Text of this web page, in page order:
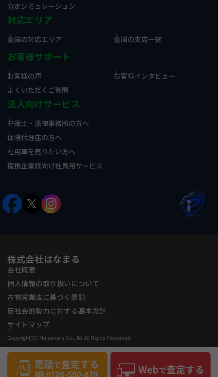
査定シミュレーション
対応エリア
全国の対応エリア 全国の支店一覧
お客様サポート
お客様の声
お客様インタビュー
よくいただくご質問
法人向けサービス
弁護士・法律事務所の方へ
保険代理店の方へ
社用車を売りたい方へ
提携企業様向け社員用サービス
株式会社はなまる
会社概要
個人情報の取り扱いについて
古物営業法に基づく表記
反社会的勢力に対する基本方針
サイトマップ
Copyright(C) Hanamaru Co., ltd All Rights Reserved